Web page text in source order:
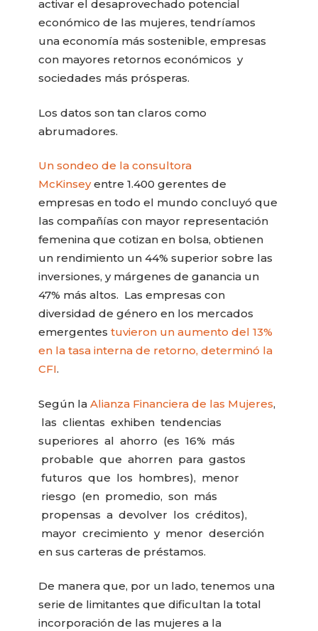
activar el desaprovechado potencial
económico de las mujeres, tendríamos
una economía más sostenible, empresas
con mayores retornos económicos y
sociedades más prósperas.
Los datos son tan claros como
abrumadores.
Un sondeo de la consultora
McKinseyentre 1.400 gerentes de
empresas en todo el mundo concluyó que
las compañías con mayor representación
femenina que cotizan en bolsa, obtienen
un rendimiento un 44% superior sobre las
inversiones, y márgenes de ganancia un
47% más altos. Las empresas con
diversidad de género en los mercados
emergentestuvieron un aumento del 13%
en la tasa interna de retorno, determinó la
CFI.
Según laAlianza Financiera de las Mujeres,
las clientas exhiben tendencias
superiores al ahorro (es 16% más
probable que ahorren para gastos
futuros que los hombres), menor
riesgo (en promedio, son más
propensas a devolver los créditos),
mayor crecimiento y menor deserción
en sus carteras de préstamos.
De manera que, por un lado, tenemos una
serie de limitantes que dificultan la total
incorporación de las mujeres a la